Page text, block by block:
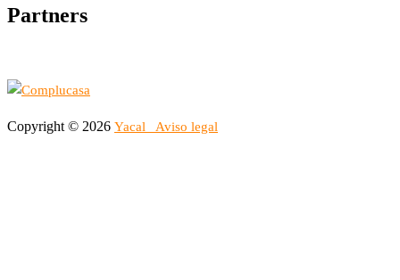
Partners
Copyright © 2026 Yacal Aviso legal